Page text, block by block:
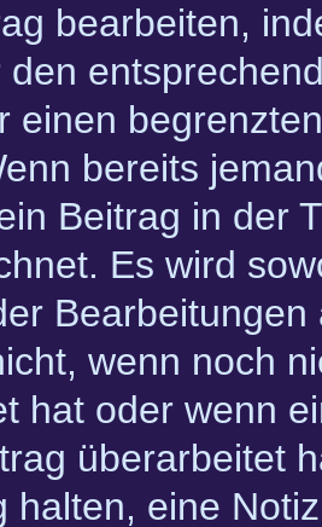
bearbeiten,
den
einen
bereits
Beitrag in der
Es wird
wenn noch
hat oder wenn
überarbeitet
halten, eine